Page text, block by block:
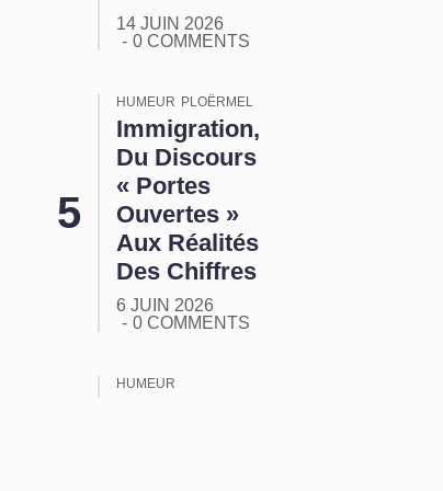
14 JUIN 2026
0 COMMENTS
HUMEUR PLOËRMEL
Immigration,
Du Discours
« Portes
Ouvertes »
Aux Réalités
Des Chiffres
6 JUIN 2026
0 COMMENTS
HUMEUR